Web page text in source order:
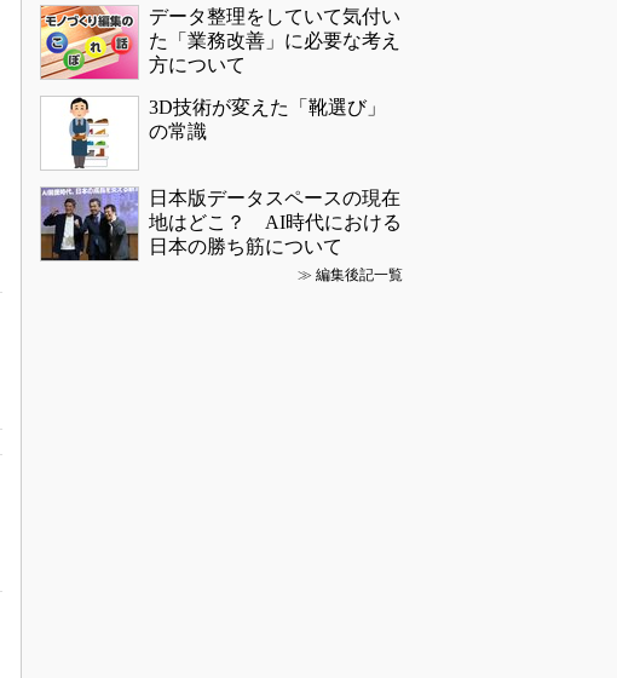
データ整理をしていて気付い
た「業務改善」に必要な考え
方について
3D技術が変えた「靴選び」
の常識
日本版データスペースの現在
地はどこ？ AI時代における
日本の勝ち筋について
≫ 編集後記一覧